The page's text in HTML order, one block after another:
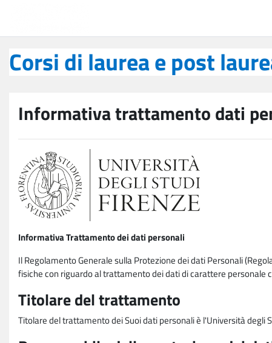
Corsi di laurea e post
Informativa trattamento dati
Informativa Trattamento dei dati personali
Il Regolamento Generale sulla Protezione dei dati Personali
fisiche con riguardo al trattamento dei dati di carattere personale
Titolare del trattamento
Titolare del trattamento dei Suoi dati personali è l'Università degli